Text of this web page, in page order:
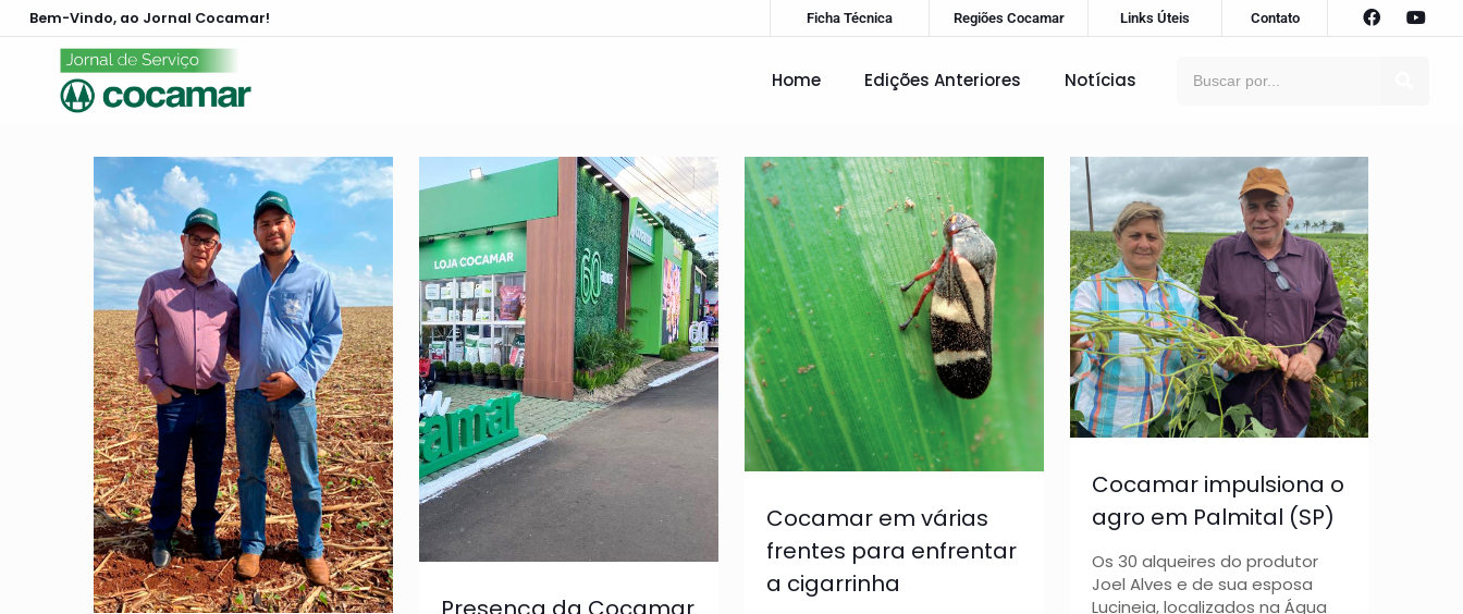
Bem-Vindo, ao Jornal Cocamar! Ficha Técnica Regiões Cocamar Links Úteis Contato
Home Edições Anteriores Notícias
Cocamar em várias
frentes para enfrentar
a cigarrinha
Cocamar impulsiona o
agro em Palmital (SP)
Os 30 alqueires do produtor
Joel Alves e de sua esposa
Lucineia, localizados na Água